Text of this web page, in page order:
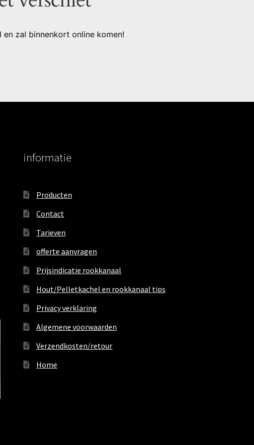
zal binnenkort online komen!
informatie
Producten
Contact
Tarieven
offerte aanvragen
Prijsindicatie rookkanaal
Hout/Pelletkachel en rookkanaal tips
Privacy verklaring
Algemene voorwaarden
Verzendkosten/retour
Home